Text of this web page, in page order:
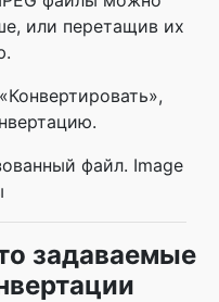
или перетащив их
файл. Image
задаваемые